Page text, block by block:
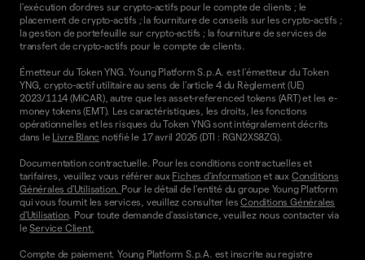
l'exécution d'ordres sur crypto-actifs pour le compte de clients ; le
placement de crypto-actifs ; la fourniture de conseils sur les crypto-actifs ;
la gestion de portefeuille sur crypto-actifs ; la fourniture de services de
transfert de crypto-actifs pour le compte de clients.
Émetteur du Token YNG. Young Platform S.p.A. est l'émetteur du Token
YNG, crypto-actif utilitaire au sens de l'article 4 du Règlement (UE)
2023/1114 (MiCAR), autre que les asset-referenced tokens (ART) et les e-
money tokens (EMT). Les caractéristiques, les droits, les fonctions
opérationnelles et les risques du Token YNG sont intégralement décrits
dans le Livre Blanc notifié le 17 avril 2026 (DTI : RGN2XS8ZG).
Documentation contractuelle. Pour les conditions contractuelles et
tarifaires, veuillez vous référer aux Fiches d'information et aux Conditions
Générales d'Utilisation. Pour le détail de l'entité du groupe Young Platform
qui vous fournit les services, veuillez consulter lesConditions Générales
d'Utilisation. Pour toute demande d'assistance, veuillez nous contacter via
leService Client.
Compte de paiement. Young Platform S.p.A. est inscrite au registre